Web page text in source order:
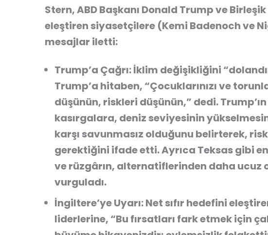
Stern, ABD Başkanı Donald Trump ve
eleştiren siyasetçilere (Kemi Badenoch ve
mesajlar iletti:
Trump’a Çağrı:İklim değişikliğini
Trump’a hitaben, “Çocuklarınızı ve
düşünün, riskleri düşünün,” dedi.
kasırgalara, deniz seviyesinin
karşı savunmasız olduğunu belirterek,
gerektiğini ifade etti. Ayrıca Teksas gibi
ve rüzgârın, alternatiflerinden daha ucuz
vurguladı.
İngiltere’ye Uyarı:Net sıfır hedefini
liderlerine, “Bu fırsatları fark etmek için